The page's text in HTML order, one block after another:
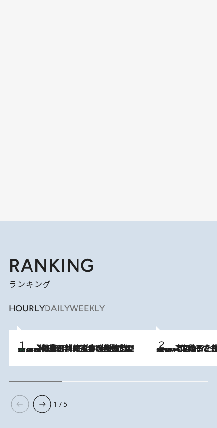
RANKING
ランキング
HOURLYDAILYWEEKLY
2026.8.8
「最後に見られてよかった」上野動物園の東園パンダ舎が解体前に特別公開。8月16日まで延長されたパネル展と共に辿る“半世紀”のパンダ飼育《解体工事の図面あり》 2026.8.5
【阿川佐和子さんの年とる力】なぜ70代で始めた趣味は“こんなに楽しい”のか？ ピアノ、俳句…スランプに陥っても続けられる“ある秘訣”とは
1 / 5